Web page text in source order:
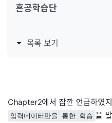
혼공학습단
목록 보기
Chapter2에서 잠깐 언급하였
입력데이터만을 통한 학습 을